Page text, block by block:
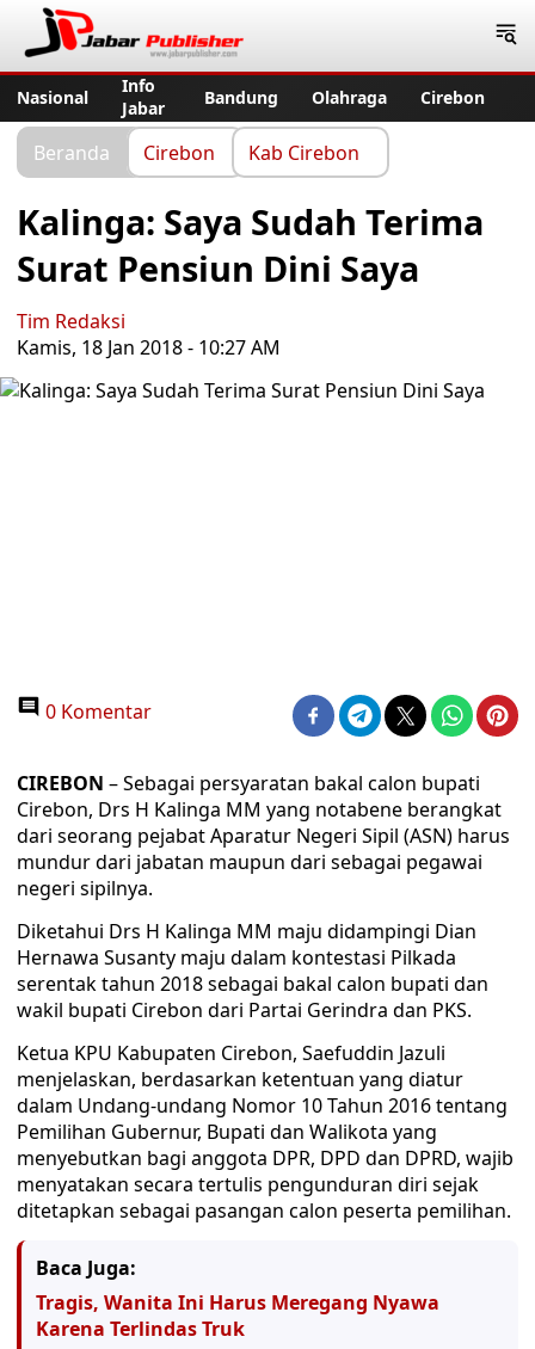
Nasional
Info
Jabar
Bandung Olahraga Cirebon
Beranda Cirebon Kab Cirebon
Kalinga: Saya Sudah Terima
Surat Pensiun Dini Saya
Tim Redaksi
Kamis, 18 Jan 2018 - 10:27 AM
0 Komentar
CIREBON – Sebagai persyaratan bakal calon bupati
Cirebon, Drs H Kalinga MM yang notabene berangkat
dari seorang pejabat Aparatur Negeri Sipil (ASN) harus
mundur dari jabatan maupun dari sebagai pegawai
negeri sipilnya.
Diketahui Drs H Kalinga MM maju didampingi Dian
Hernawa Susanty maju dalam kontestasi Pilkada
serentak tahun 2018 sebagai bakal calon bupati dan
wakil bupati Cirebon dari Partai Gerindra dan PKS.
Ketua KPU Kabupaten Cirebon, Saefuddin Jazuli
menjelaskan, berdasarkan ketentuan yang diatur
dalam Undang-undang Nomor 10 Tahun 2016 tentang
Pemilihan Gubernur, Bupati dan Walikota yang
menyebutkan bagi anggota DPR, DPD dan DPRD, wajib
menyatakan secara tertulis pengunduran diri sejak
ditetapkan sebagai pasangan calon peserta pemilihan.
Baca Juga:
Tragis, Wanita Ini Harus Meregang Nyawa
Karena Terlindas Truk